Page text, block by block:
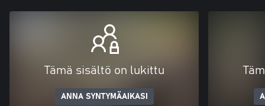
Tämä sisältö on lukittu
ANNA SYNTYMÄAIKASI